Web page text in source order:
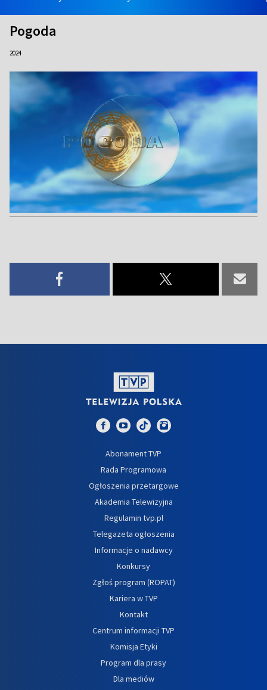
Pogoda
2024
Abonament TVP
Rada Programowa
Ogłoszenia przetargowe
Akademia Telewizyjna
Regulamin tvp.pl
Telegazeta ogłoszenia
Informacje o nadawcy
Konkursy
Zgłoś program (ROPAT)
Kariera w TVP
Kontakt
Centrum informacji TVP
Komisja Etyki
Program dla prasy
Dla mediów